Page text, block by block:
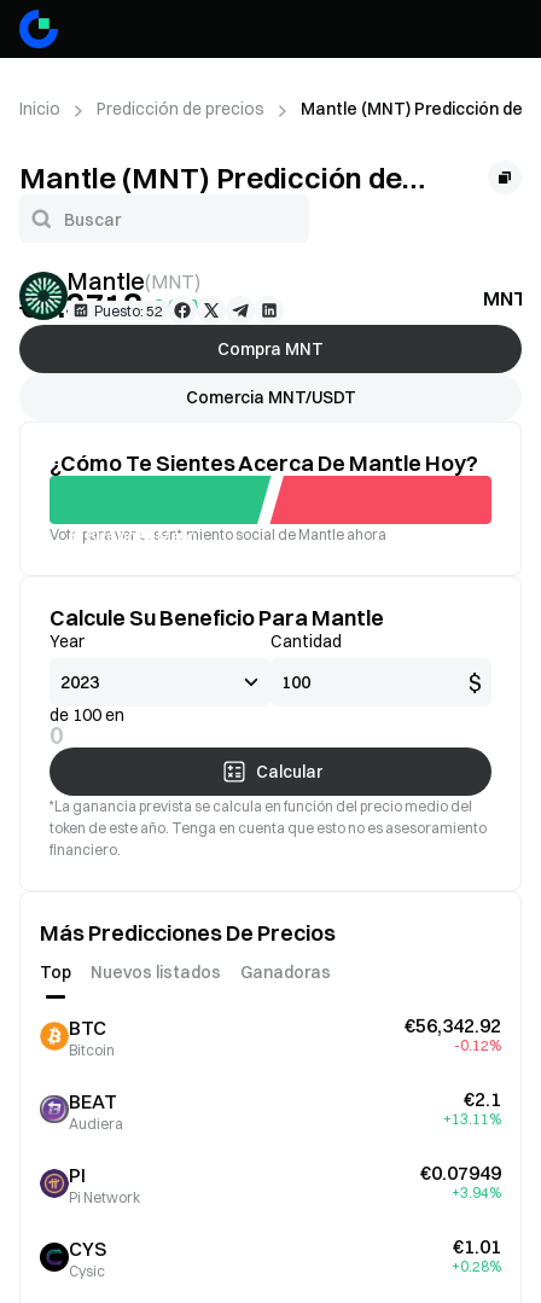
Inicio Predicción de precios Mantle (MNT) Predicción de
Mantle (MNT) Predicción de
precios
Mantle(MNT)
Puesto: 52 MNT
€0.3718+3.00%
Compra MNT
Comercia MNT/USDT
¿Cómo Te Sientes Acerca De Mantle Hoy?
Bueno Malo
Vota para ver el sentimiento social de Mantle ahora
Calcule Su Beneficio Para Mantle
Year Cantidad
$
de 100 en
0
Calcular
*La ganancia prevista se calcula en función del precio medio del
token de este año. Tenga en cuenta que esto no es asesoramiento
financiero.
Más Predicciones De Precios
Top Nuevos listados Ganadoras
BTC
Bitcoin
€56,342.92
-0.12%
BEAT
Audiera
€2.1
+13.11%
PI
Pi Network
€0.07949
+3.94%
CYS
Cysic
€1.01
+0.28%